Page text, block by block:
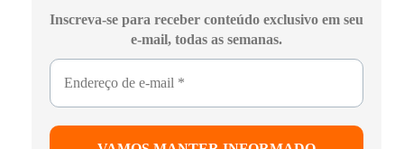
Inscreva-se para receber conteúdo exclusivo em seu
e-mail, todas as semanas.